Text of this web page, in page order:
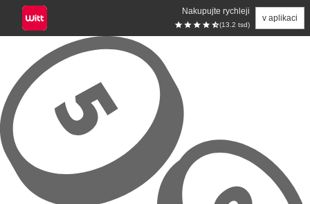
Nakupujte rychleji
(13.2 tsd)
v aplikaci
Přeskočit na hlavní obsah